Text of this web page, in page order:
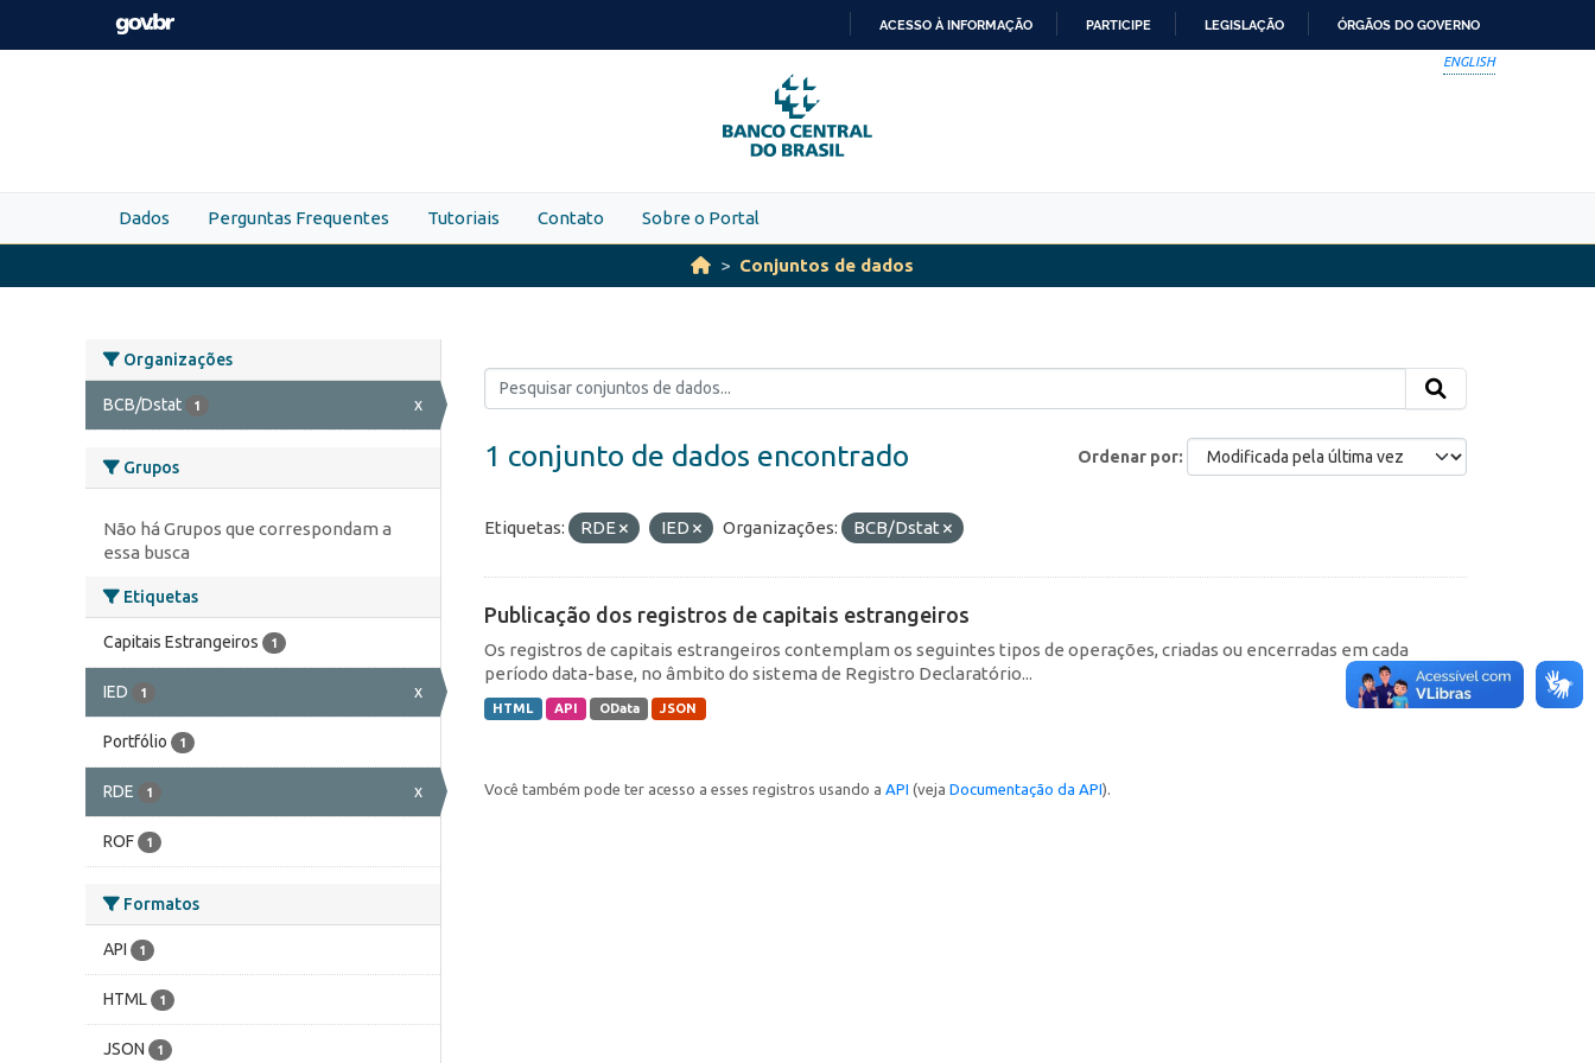
Skip to main content
PARA
O
CONTEÚDO
ACESSO À INFORMAÇÃO PARTICIPE LEGISLAÇÃO ÓRGÃOS DO GOVERNO
ENGLISH
Dados Perguntas Frequentes Tutoriais Contato Sobre o Portal
Conjuntos de dados
Organizações
BCB/Dstat 1 x
Grupos
Não há Grupos que correspondam a
essa busca
Etiquetas
Capitais Estrangeiros 1
IED 1 x
Portfólio 1
RDE 1 x
ROF 1
Formatos
API 1
HTML 1
JSON 1
Ordenar por
1 conjunto de dados encontrado
Etiquetas: RDE IED Organizações: BCB/Dstat
Publicação dos registros de capitais estrangeiros
Os registros de capitais estrangeiros contemplam os seguintes tipos de operações, criadas ou encerradas em cada
período data-base, no âmbito do sistema de Registro Declaratório...
HTML API OData JSON
Você também pode ter acesso a esses registros usando a API (veja Documentação da API).